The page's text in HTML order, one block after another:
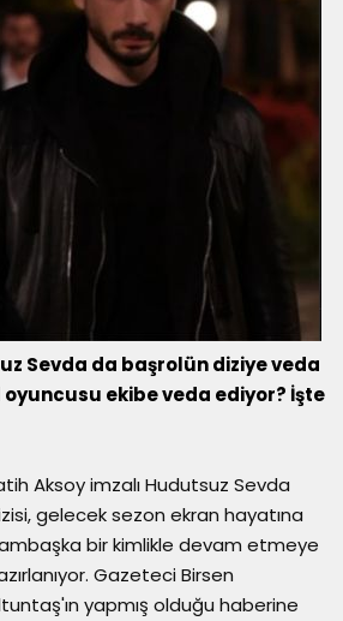
Sevda da başrolün diziye veda
ekibe veda ediyor? İşte
Aksoy imzalı Hudutsuz Sevda
gelecek sezon ekran hayatına
bir kimlikle devam etmeye
Gazeteci Birsen
yapmış olduğu haberine